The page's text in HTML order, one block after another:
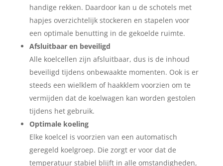
handige rekken. Daardoor kan u de schotels met
hapjes overzichtelijk stockeren en stapelen voor
een optimale benutting in de gekoelde ruimte.
Afsluitbaar en beveiligd
Alle koelcellen zijn afsluitbaar, dus is de inhoud
beveiligd tijdens onbewaakte momenten. Ook is er
steeds een wielklem of haakklem voorzien om te
vermijden dat de koelwagen kan worden gestolen
tijdens het gebruik.
Optimale koeling
Elke koelcel is voorzien van een automatisch
geregeld koelgroep. Die zorgt er voor dat de
temperatuur stabiel blijft in alle omstandigheden,